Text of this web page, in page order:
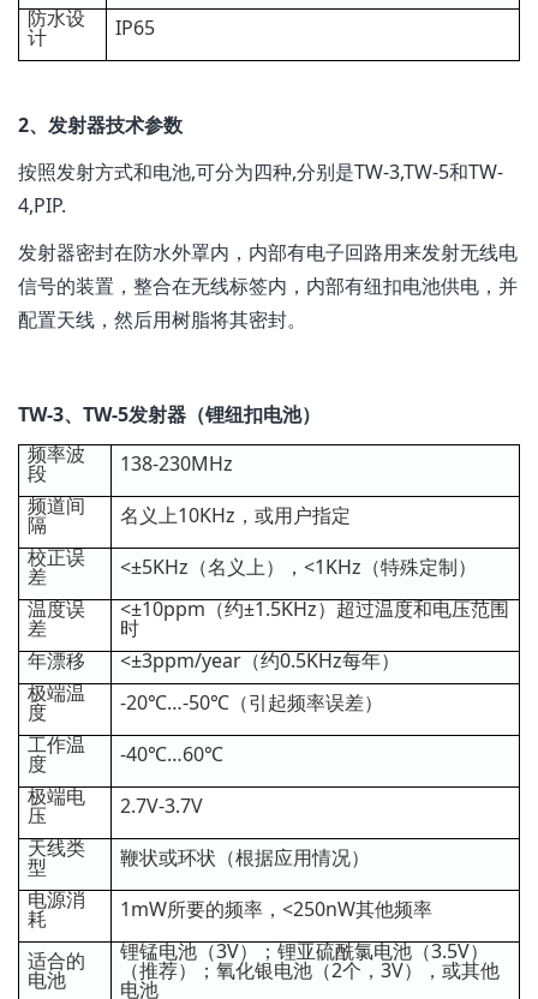
防水设
计 IP65
2、发射器技术参数
按照发射方式和电池,可分为四种,分别是TW-3,TW-5和TW-
4,PIP.
发射器密封在防水外罩内，内部有电子回路用来发射无线电
信号的装置，整合在无线标签内，内部有纽扣电池供电，并
配置天线，然后用树脂将其密封。
TW-3、TW-5发射器（锂纽扣电池）
频率波
段
138-230MHz
频道间
隔
名义上10KHz，或用户指定
校正误
差
<±5KHz（名义上），<1KHz（特殊定制）
温度误
差
<±10ppm（约±1.5KHz）超过温度和电压范围
时
年漂移
<±3ppm/year（约0.5KHz每年）
极端温
度
-20℃…-50℃（引起频率误差）
工作温
度
-40℃…60℃
极端电
压
2.7V-3.7V
天线类
型
鞭状或环状（根据应用情况）
电源消
耗
1mW所要的频率，<250nW其他频率
适合的
电池
锂锰电池（3V）；锂亚硫酰氯电池（3.5V）
（推荐）；氧化银电池（2个，3V），或其他
电池